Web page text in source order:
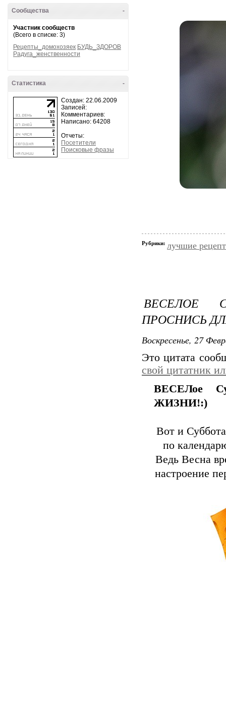
-
Сообщества
Участник сообществ
(Всего в списке: 3)
Рецепты_домохозяек БУДЬ_ЗДОРОВ
Радуга_женственности
-
Статистика
Создан: 22.06.2009
Записей:
Комментариев:
Написано: 64208
Отчеты:
Посетители
Поисковые фразы
Рубрики: лучшие
ВЕСЕЛОЕ
ПРОСНИСЬ
Воскресенье, 27
Это цитата
свой цитатник
ВЕСЕЛое
ЖИЗНИ!:)
Вот и
по
Ведь Весна
настроение